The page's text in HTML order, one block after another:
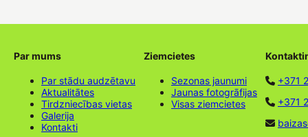
Par mums
Par stādu audzētavu
Aktualitātes
Tirdzniecības vietas
Galerija
Kontakti
Ziemcietes
Sezonas jaunumi
Jaunas fotogrāfijas
Visas ziemcietes
+371
+371